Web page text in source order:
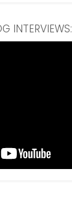
INTERVIEWS: